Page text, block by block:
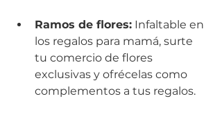
Ramos de flores: Infaltable en
los regalos para mamá, surte
tu comercio de flores
exclusivas y ofrécelas como
complementos a tus regalos.